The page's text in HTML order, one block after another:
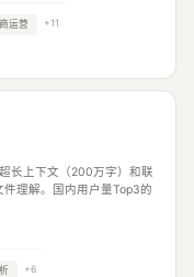
运营 +11
长上下文（200万字）和联
理解。国内用户量Top3的
+6